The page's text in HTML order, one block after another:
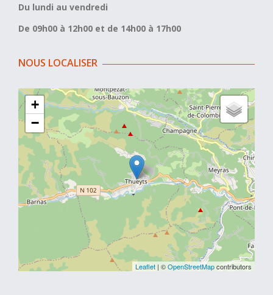
Du lundi au vendredi
De 09h00 à 12h00 et de 14h00 à 17h00
NOUS LOCALISER
+
−
Leaflet | ©OpenStreetMapcontributors